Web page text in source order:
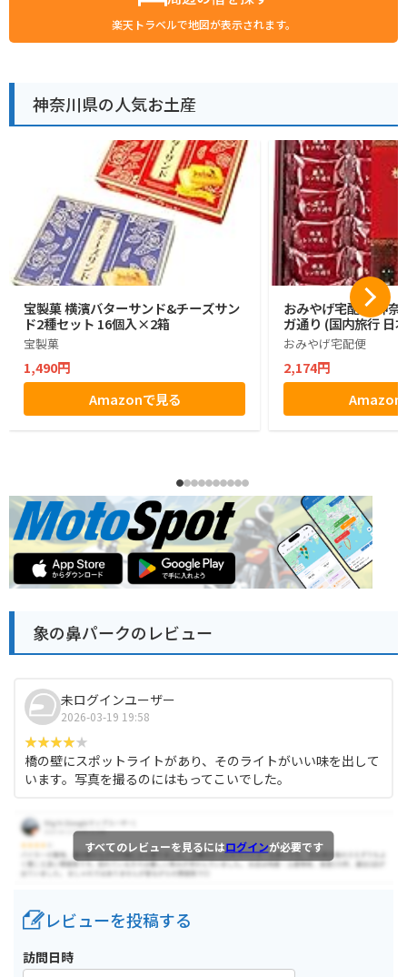
楽天トラベルで地図が表示されます。
神奈川県の人気お土産
宝製菓 横濱バターサンド&チーズサン
ド2種セット 16個入×2箱
宝製菓
1,490円
Amazonで見る
おみやげ宅配便 神奈
ガ通り (国内旅行 日
おみやげ宅配便
2,174円
Amazon
象の鼻パークのレビュー
未ログインユーザー
2026-03-19 19:58
橋の壁にスポットライトがあり、そのライトがいい味を出して
います。写真を撮るのにはもってこいでした。
すべてのレビューを見るにはログインが必要です
レビューを投稿する
訪問日時